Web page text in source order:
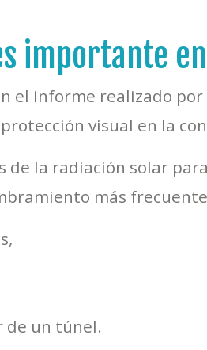
importante
el informe realizado
protección visual en la
de la radiación solar
más
de un túnel.